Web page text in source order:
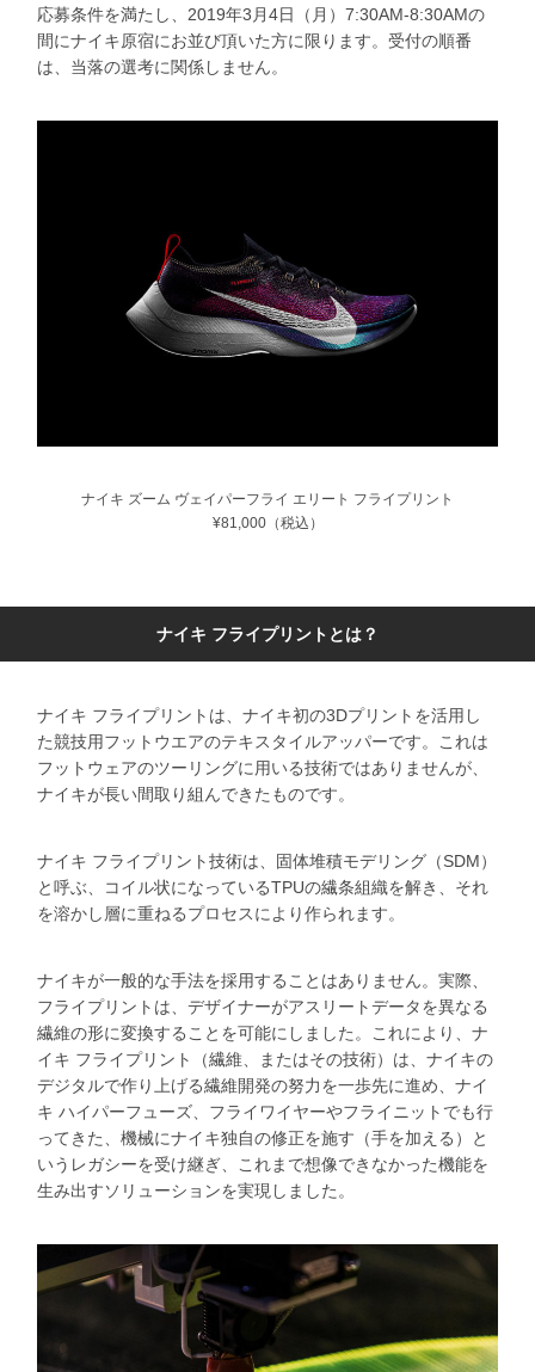
応募条件を満たし、2019年3月4日（月）7:30AM-8:30AMの
間にナイキ原宿にお並び頂いた方に限ります。受付の順番
は、当落の選考に関係しません。
ナイキ ズーム ヴェイパーフライ エリート フライプリント
¥81,000（税込）
ナイキ フライプリントとは？
ナイキ フライプリントは、ナイキ初の3Dプリントを活用し
た競技用フットウエアのテキスタイルアッパーです。これは
フットウェアのツーリングに用いる技術ではありませんが、
ナイキが長い間取り組んできたものです。
ナイキ フライプリント技術は、固体堆積モデリング（SDM）
と呼ぶ、コイル状になっているTPUの繊条組織を解き、それ
を溶かし層に重ねるプロセスにより作られます。
ナイキが一般的な手法を採用することはありません。実際、
フライプリントは、デザイナーがアスリートデータを異なる
繊維の形に変換することを可能にしました。これにより、ナ
イキ フライプリント（繊維、またはその技術）は、ナイキの
デジタルで作り上げる繊維開発の努力を一歩先に進め、ナイ
キ ハイパーフューズ、フライワイヤーやフライニットでも行
ってきた、機械にナイキ独自の修正を施す（手を加える）と
いうレガシーを受け継ぎ、これまで想像できなかった機能を
生み出すソリューションを実現しました。